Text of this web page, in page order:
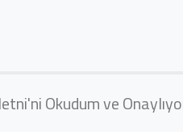
Okudum ve